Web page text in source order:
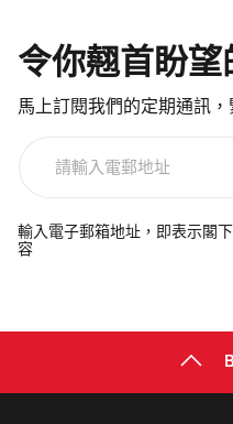
令你翹首盼望
馬上訂閱我們的定期通訊
電
郵
輸入電子郵箱地址，即表示閣
容